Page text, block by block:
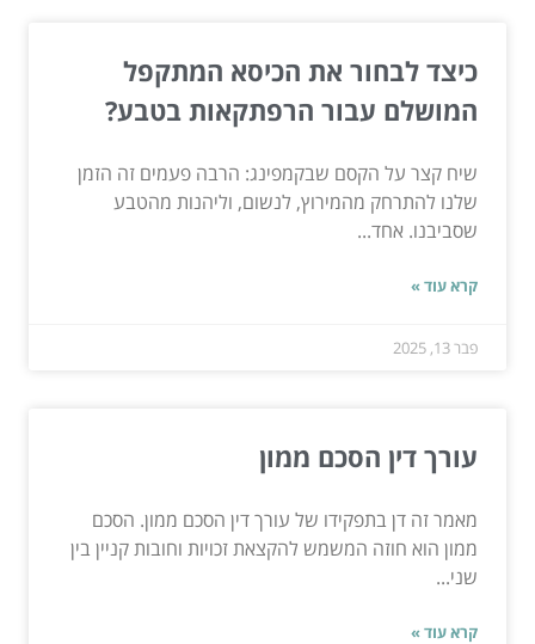
כיצד לבחור את הכיסא המתקפל
המושלם עבור הרפתקאות בטבע?
שיח קצר על הקסם שבקמפינג: הרבה פעמים זה הזמן
שלנו להתרחק מהמירוץ, לנשום, וליהנות מהטבע
שסביבנו. אחד...
קרא עוד »
פבר 13, 2025
עורך דין הסכם ממון
מאמר זה דן בתפקידו של עורך דין הסכם ממון. הסכם
ממון הוא חוזה המשמש להקצאת זכויות וחובות קניין בין
שני...
קרא עוד »